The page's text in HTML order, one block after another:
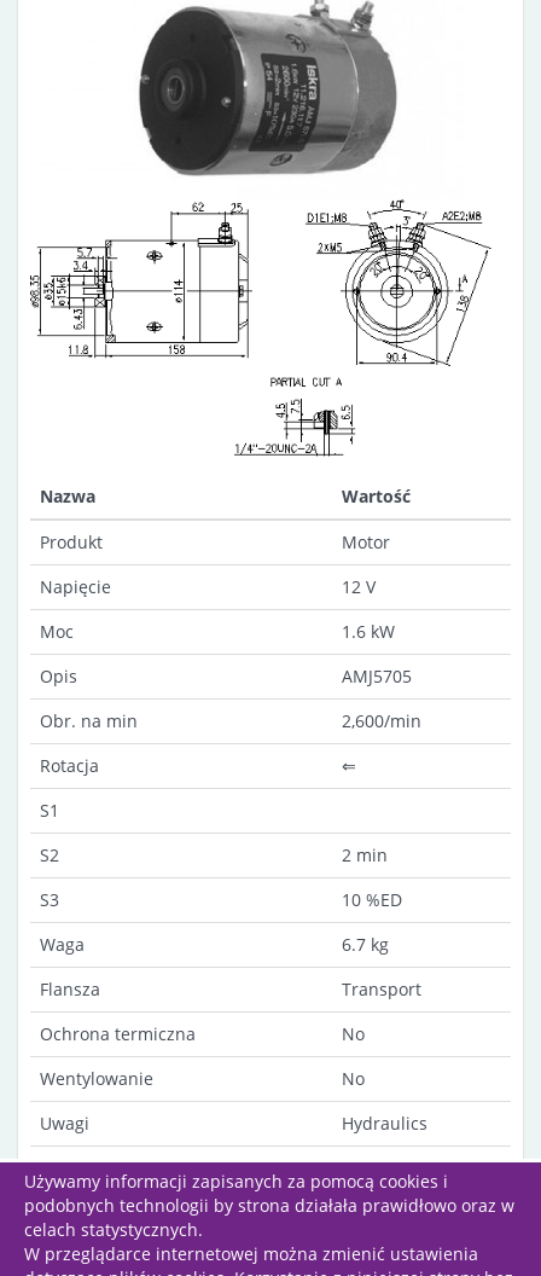
Używamy informacji zapisanych za pomocą cookies i
podobnych technologii by strona działała prawidłowo oraz w
celach statystycznych.
W przeglądarce internetowej można zmienić ustawienia
Nazwa
Wartość
Produkt
Motor
Napięcie
12 V
Moc
1.6 kW
Opis
AMJ5705
Obr. na min
2,600/min
Rotacja
⇐
S1
S2
2 min
S3
10 %ED
Waga
6.7 kg
Flansza
Transport
Ochrona termiczna
No
Wentylowanie
No
Uwagi
Hydraulics
Insulated ground